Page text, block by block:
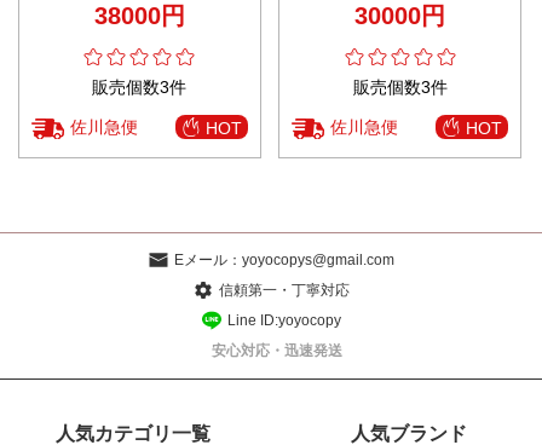
38000円
販売個数3件
佐川急便 HOT
バッグ 少女風 レディース ピンク
30000円
販売個数3件
佐川急便 HOT
Eメール： yoyocopys@gmail.com
信頼第一・丁寧対応
Line ID:yoyocopy
安心対応・迅速発送
人気カテゴリ一覧 人気ブランド